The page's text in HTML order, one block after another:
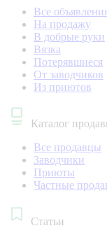
Все
На продажу
В добрые руки
Вязка
Потерявшиеся
От заводчиков
Из приютов
Каталог
Все продавцы
Заводчики
Приюты
Частные
Статьи